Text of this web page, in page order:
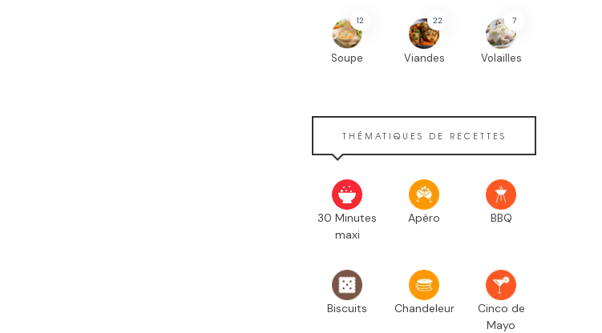
12
Soupe
22
Viandes
7
Volailles
THÉMATIQUES DE RECETTES
30 Minutes
maxi
Apéro BBQ
Biscuits Chandeleur
Cinco de
Mayo